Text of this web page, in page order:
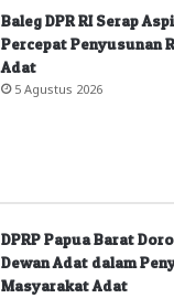
Baleg DPR RI Serap
Percepat Penyusunan
Adat
5 Agustus 2026
DPRP Papua Barat
Dewan Adat dalam
Masyarakat Adat